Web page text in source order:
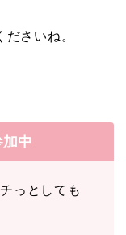
さいね。
中
っとしても